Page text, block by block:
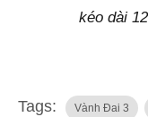
kéo dài
Tags: Vành Đai 3